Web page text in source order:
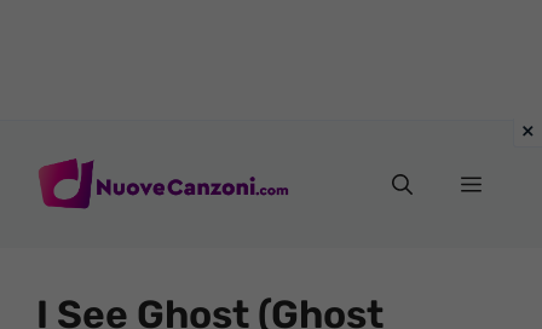
Menu
I See Ghost (Ghost